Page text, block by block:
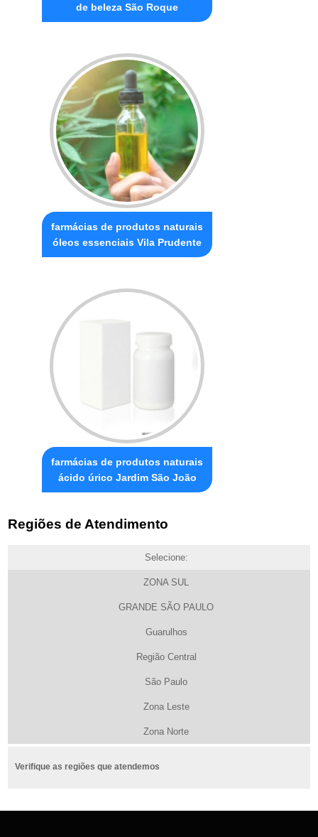
de beleza São Roque
farmácias de produtos naturais
óleos essenciais Vila Prudente
farmácias de produtos naturais
ácido úrico Jardim São João
Regiões de Atendimento
Selecione:
ZONA SUL
GRANDE SÃO PAULO
Guarulhos
Região Central
São Paulo
Zona Leste
Zona Norte
Verifique as regiões que atendemos